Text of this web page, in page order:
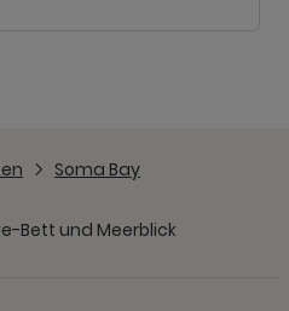
Soma Bay
Bett und Meerblick